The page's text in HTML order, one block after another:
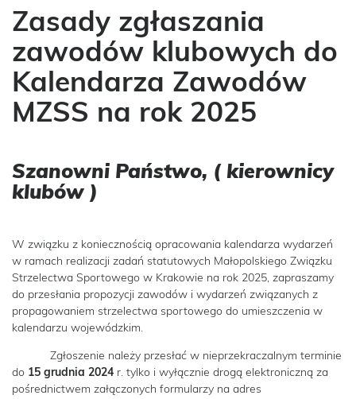
Zasady zgłaszania
zawodów klubowych do
Kalendarza Zawodów
MZSS na rok 2025
Szanowni Państwo, ( kierownicy
klubów )
W związku z koniecznością opracowania kalendarza wydarzeń
w ramach realizacji zadań statutowych Małopolskiego Związku
Strzelectwa Sportowego w Krakowie na rok 2025, zapraszamy
do przesłania propozycji zawodów i wydarzeń związanych z
propagowaniem strzelectwa sportowego do umieszczenia w
kalendarzu wojewódzkim.
Zgłoszenie należy przesłać w nieprzekraczalnym terminie
do 15 grudnia 2024 r. tylko i wyłącznie drogą elektroniczną za
pośrednictwem załączonych formularzy na adres